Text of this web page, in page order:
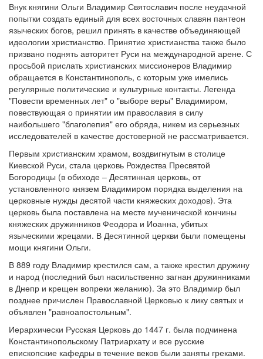
Внук княгини Ольги Владимир Святославич после неудачной
попытки создать единый для всех восточных славян пантеон
языческих богов, решил принять в качестве объединяющей
идеологии христианство. Принятие христианства также было
призвано поднять авторитет Руси на международной арене. С
просьбой прислать христианских миссионеров Владимир
обращается в Константинополь, с которым уже имелись
регулярные политические и культурные контакты. Легенда
"Повести временных лет" о "выборе веры" Владимиром,
повествующая о принятии им православия в силу
наибольшего "благолепия" его обряда, никем из серьезных
исследователей в качестве достоверной не рассматривается.
Первым христианским храмом, воздвигнутым в столице
Киевской Руси, стала церковь Рождества Пресвятой
Богородицы (в обиходе – Десятинная церковь, от
установленного князем Владимиром порядка выделения на
церковные нужды десятой части княжеских доходов). Эта
церковь была поставлена на месте мученической кончины
княжеских дружинников Феодора и Иоанна, убитых
языческими жрецами. В Десятинной церкви были помещены
мощи княгини Ольги.
В 889 году Владимир крестился сам, а также крестил дружину
и народ (последний был насильственно загнан дружинниками
в Днепр и крещен вопреки желанию). За это Владимир был
позднее причислен Православной Церковью к лику святых и
объявлен "равноапостольным".
Иерархически Русская Церковь до 1447 г. была подчинена
Константинопольскому Патриархату и все русские
епископские кафедры в течение веков были заняты греками.